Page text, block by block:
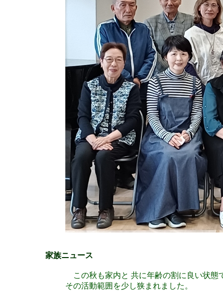
家族ニュース
この秋も家内と 共に年齢の割に良い状態
その活動範囲を少し狭まれました。